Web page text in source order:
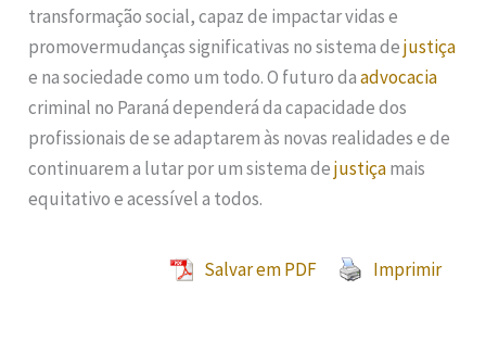
transformação social, capaz de impactar vidas e
promovermudanças significativas no sistema dejustiça
e na sociedade como um todo. O futuro daadvocacia
criminal no Paraná dependerá da capacidade dos
profissionais de se adaptarem às novas realidades e de
continuarem a lutar por um sistema dejustiçamais
equitativo e acessível a todos.
Salvar em PDF Imprimir